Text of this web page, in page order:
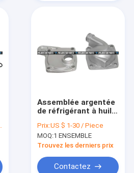
Assemblée argentée
de réfrigérant à huile
ME084535 ME084534
SK200 6D31
d'excavatrice
Prix:US $ 1-30 / Piece
MOQ:1 ENSEMBLE
Trouvez les derniers prix
Contactez